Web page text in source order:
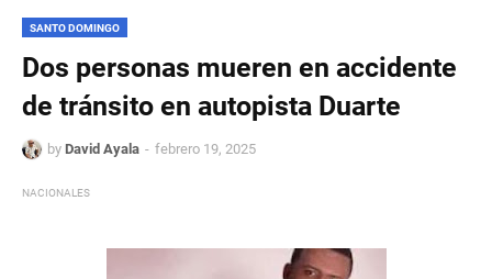
SANTO DOMINGO
Dos personas mueren en accidente
de tránsito en autopista Duarte
by David Ayala febrero 19, 2025
NACIONALES